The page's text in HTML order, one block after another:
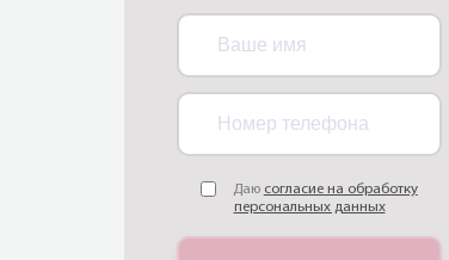
Даю согласие на обработку
персональных данных